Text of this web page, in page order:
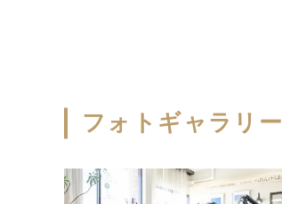
フォトギャラリー